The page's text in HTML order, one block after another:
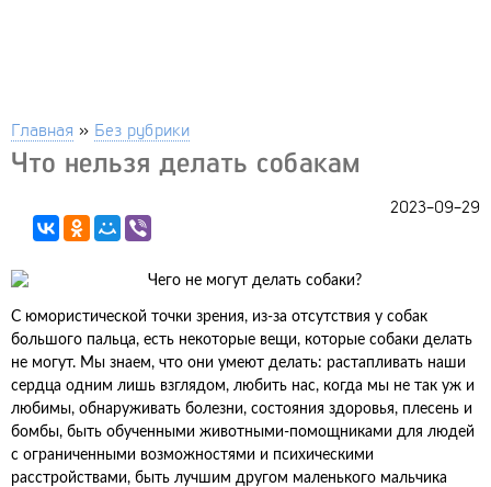
Главная » Без рубрики
Что нельзя делать собакам
2023-09-29
С юмористической точки зрения, из-за отсутствия у собак
большого пальца, есть некоторые вещи, которые собаки делать
не могут. Мы знаем, что они умеют делать: растапливать наши
сердца одним лишь взглядом, любить нас, когда мы не так уж и
любимы, обнаруживать болезни, состояния здоровья, плесень и
бомбы, быть обученными животными-помощниками для людей
с ограниченными возможностями и психическими
расстройствами, быть лучшим другом маленького мальчика